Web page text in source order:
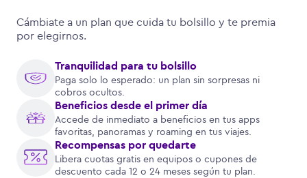
Cámbiate a un plan que cuida tu bolsillo y te premia
por elegirnos.
Tranquilidad para tu bolsillo
Paga solo lo esperado: un plan sin sorpresas ni
cobros ocultos.
Beneficios desde el primer día
Accede de inmediato a beneficios en tus apps
favoritas, panoramas y roaming en tus viajes.
Recompensas por quedarte
Libera cuotas gratis en equipos o cupones de
descuento cada 12 o 24 meses según tu plan.